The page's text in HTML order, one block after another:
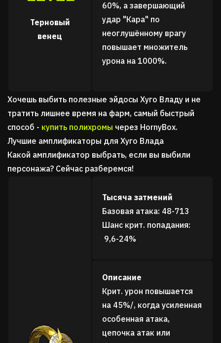
Терновый
венец
60%, а завершающий
удар "Кара" по
неоглушённому врагу
повышает множитель
урона на 1000%.
Хочешь выбить полезные эйдосы Хуго Владу и не
тратить лишнее время на фарм, самый быстрый
способ - купить полихромы через HornyBox.
Лучшие амплификаторы для Хуго Влада
Какой амплификатор выбрать, если вы выбили
персонажа? Сейчас разберемся!
Тысяча затмений
Базовая атака: 48-713
Шанс крит. попадания:
9,6-24%
Описание
Крит. урон повышается
на 45%/, когда усиленная
особенная атака,
цепочка атак или